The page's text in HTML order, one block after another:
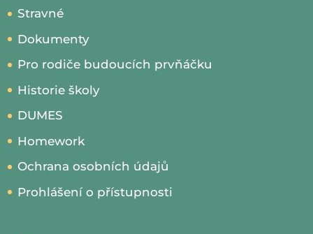
Stravné
Dokumenty
Pro rodiče budoucích prvňáčku
Historie školy
DUMES
Homework
Ochrana osobních údajů
Prohlášení o přístupnosti